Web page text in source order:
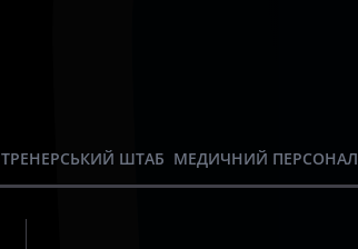
ТРЕНЕРСЬКИЙ ШТАБ МЕДИЧНИЙ ПЕРСОНАЛ